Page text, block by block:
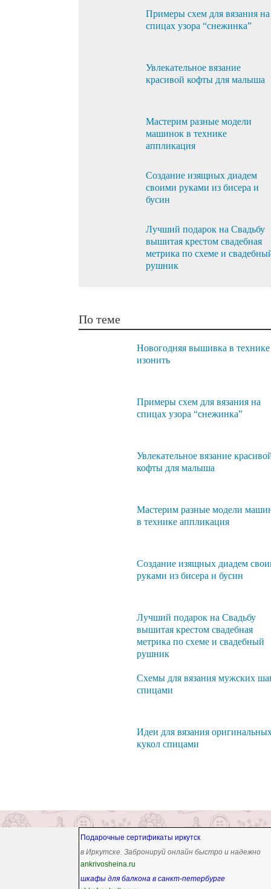
Примеры схем для вязания на
спицах узора “снежинка”
Увлекательное вязание
красивой кофты для малыша
Мастерим разные модели
машинок в технике
аппликация
Создание изящных диадем
своими руками из бисера и
бусин
Лучший подарок на Свадьбу
вышитая крестом свадебная
метрика по схеме и
рушник
По теме
Новогодняя вышивка в технике
изонить
Примеры схем для вязания на
спицах узора “снежинка”
Увлекательное вязание
кофты для малыша
Мастерим разные модели
в технике аппликация
Создание изящных диадем
руками из бисера и бусин
Лучший подарок на Свадьбу
вышитая крестом свадебная
метрика по схеме и свадебный
рушник
Схемы для вязания мужских
спицами
Идеи для вязания
кукол спицами
Подарочные сертификаты иркутск
в Иркутске. Забронируй онлайн быстро и надежно
ankrivosheina.ru
шкафы для балкона в санкт-петербурге